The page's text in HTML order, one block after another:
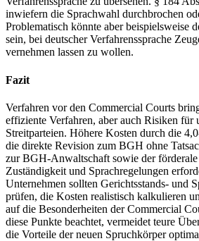
inwiefern die Sprachwahl durchbrochen
Problematisch könnte aber beispielsweise
sein, bei deutscher Verfahrenssprache
vernehmen lassen zu wollen.
Fazit
Verfahren vor den Commercial Courts
effiziente Verfahren, aber auch Risiken für
Streitparteien. Höhere Kosten durch die
die direkte Revision zum BGH ohne
zur BGH-Anwaltschaft sowie der
Zuständigkeit und Sprachregelungen
Unternehmen sollten Gerichtsstands- und
prüfen, die Kosten realistisch kalkulieren
auf die Besonderheiten der Commercial
diese Punkte beachtet, vermeidet teure
die Vorteile der neuen Spruchkörper